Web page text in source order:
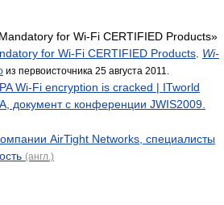
for Wi-Fi CERTIFIED Products»
for Wi-Fi CERTIFIED Products Wi-
из первоисточника 25 августа 2011.
Wi-Fi encryption is cracked | ITworld
документ с конференции JWIS2009.
AirTight Networks, специалисты
(англ.)